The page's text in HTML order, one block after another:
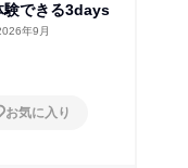
験できる3days
年9月
お気に入り